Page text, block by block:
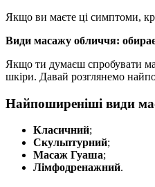
Якщо ви маєте ці симптоми,
Види масажу обличчя:
Якщо ти думаєш спробувати
шкіри. Давай розглянемо
Найпоширеніші види
Класичний;
Скульптурний;
Масаж Гуаша;
Лімфодренажний.